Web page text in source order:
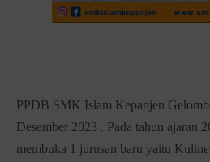
PPDB SMK Islam Kepanjen
Desember 2023 . Pada tahun ajaran
membuka 1 jurusan baru yaitu